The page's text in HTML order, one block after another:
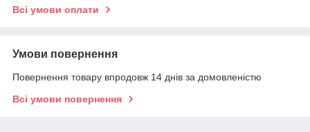
Всі умови оплати
Умови повернення
Повернення товару впродовж 14 днів за домовленістю
Всі умови повернення